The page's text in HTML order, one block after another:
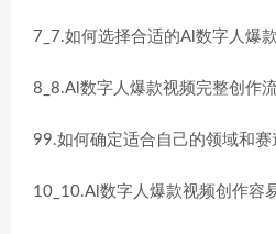
7_7.如何选择合适的Al数字人爆
8_8.Al数字人爆款视频完整创作
99.如何确定适合自己的领域和赛
10_10.Al数字人爆款视频创作容